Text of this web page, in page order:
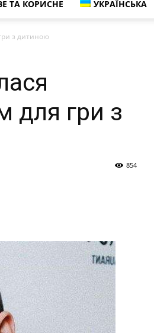
ТА КОРИСНЕ УКРАЇНСЬКА
з дитиною
для гри з
854